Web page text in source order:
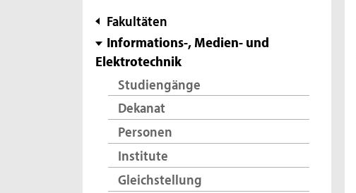
Subnavigation
Fakultäten
Informations-, Medien- und
Elektrotechnik
Studiengänge
Dekanat
Personen
Institute
Gleichstellung